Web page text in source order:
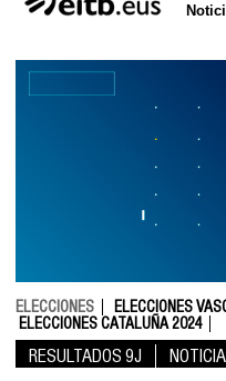
ELECCIONES ELECCIONES
ELECCIONES CATALUÑA 2024
RESULTADOS 9J